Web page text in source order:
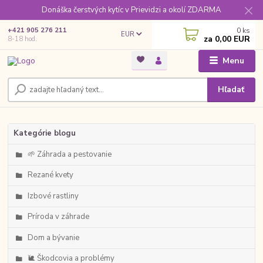
Donáška čerstvých kytíc v Prievidzi a okolí ZDARMA
Menu
EUR
Hľadať
+421 905 276 211
8-18 hod.
0 ks
za 0,00 EUR
Kategórie blogu
🌱 Záhrada a pestovanie
Rezané kvety
Izbové rastliny
Príroda v záhrade
Dom a bývanie
🐌 Škodcovia a problémy